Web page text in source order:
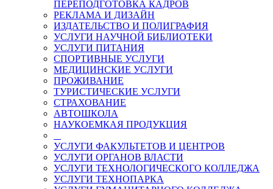
ПЕРЕПОДГОТОВКА КАДРОВ
РЕКЛАМА И ДИЗАЙН
ИЗДАТЕЛЬСТВО И ПОЛИГРАФИЯ
УСЛУГИ НАУЧНОЙ БИБЛИОТЕКИ
УСЛУГИ ПИТАНИЯ
СПОРТИВНЫЕ УСЛУГИ
МЕДИЦИНСКИЕ УСЛУГИ
ПРОЖИВАНИЕ
ТУРИСТИЧЕСКИЕ УСЛУГИ
СТРАХОВАНИЕ
АВТОШКОЛА
НАУКОЕМКАЯ ПРОДУКЦИЯ
УСЛУГИ ФАКУЛЬТЕТОВ И ЦЕНТРОВ
УСЛУГИ ОРГАНОВ ВЛАСТИ
УСЛУГИ ТЕХНОЛОГИЧЕСКОГО КОЛЛЕДЖА
УСЛУГИ ТЕХНОПАРКА